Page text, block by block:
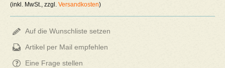
(inkl. MwSt., zzgl.Versandkosten)
Auf die Wunschliste setzen
Artikel per Mail empfehlen
Eine Frage stellen